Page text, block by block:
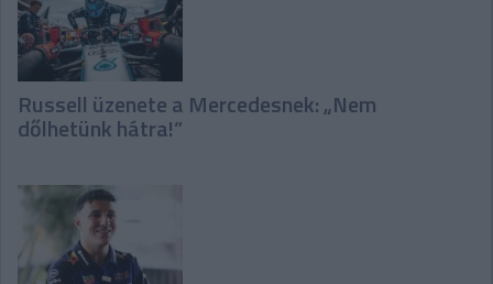
Russell üzenete a Mercedesnek: „Nem
dőlhetünk hátra!”